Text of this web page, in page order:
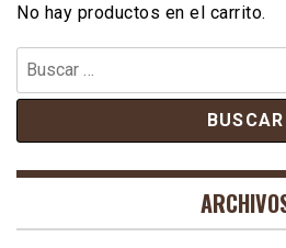
No hay productos en el carrito.
Buscar: